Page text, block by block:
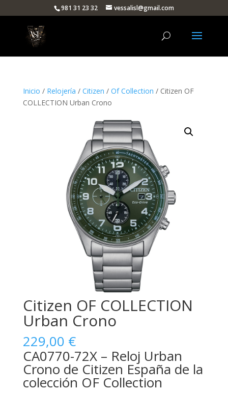
981 31 23 32 vessalisl@gmail.com
Inicio / Relojería / Citizen / Of Collection / Citizen OF
COLLECTION Urban Crono
Citizen OF COLLECTION
Urban Crono
229,00 €
CA0770-72X – Reloj Urban
Crono de Citizen España de la
colección OF Collection